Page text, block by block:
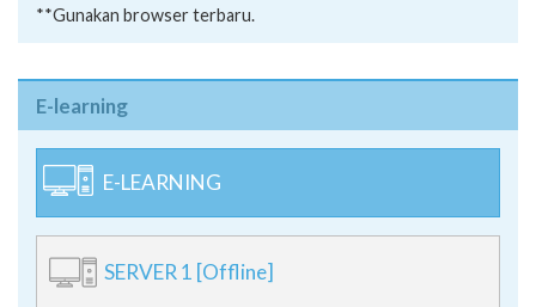
**Gunakan browser terbaru.
E-learning
E-LEARNING
SERVER 1 [Offline]